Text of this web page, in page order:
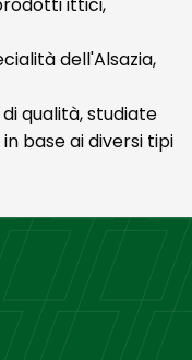
ittici,
dell'Alsazia,
qualità, studiate
base ai diversi tipi